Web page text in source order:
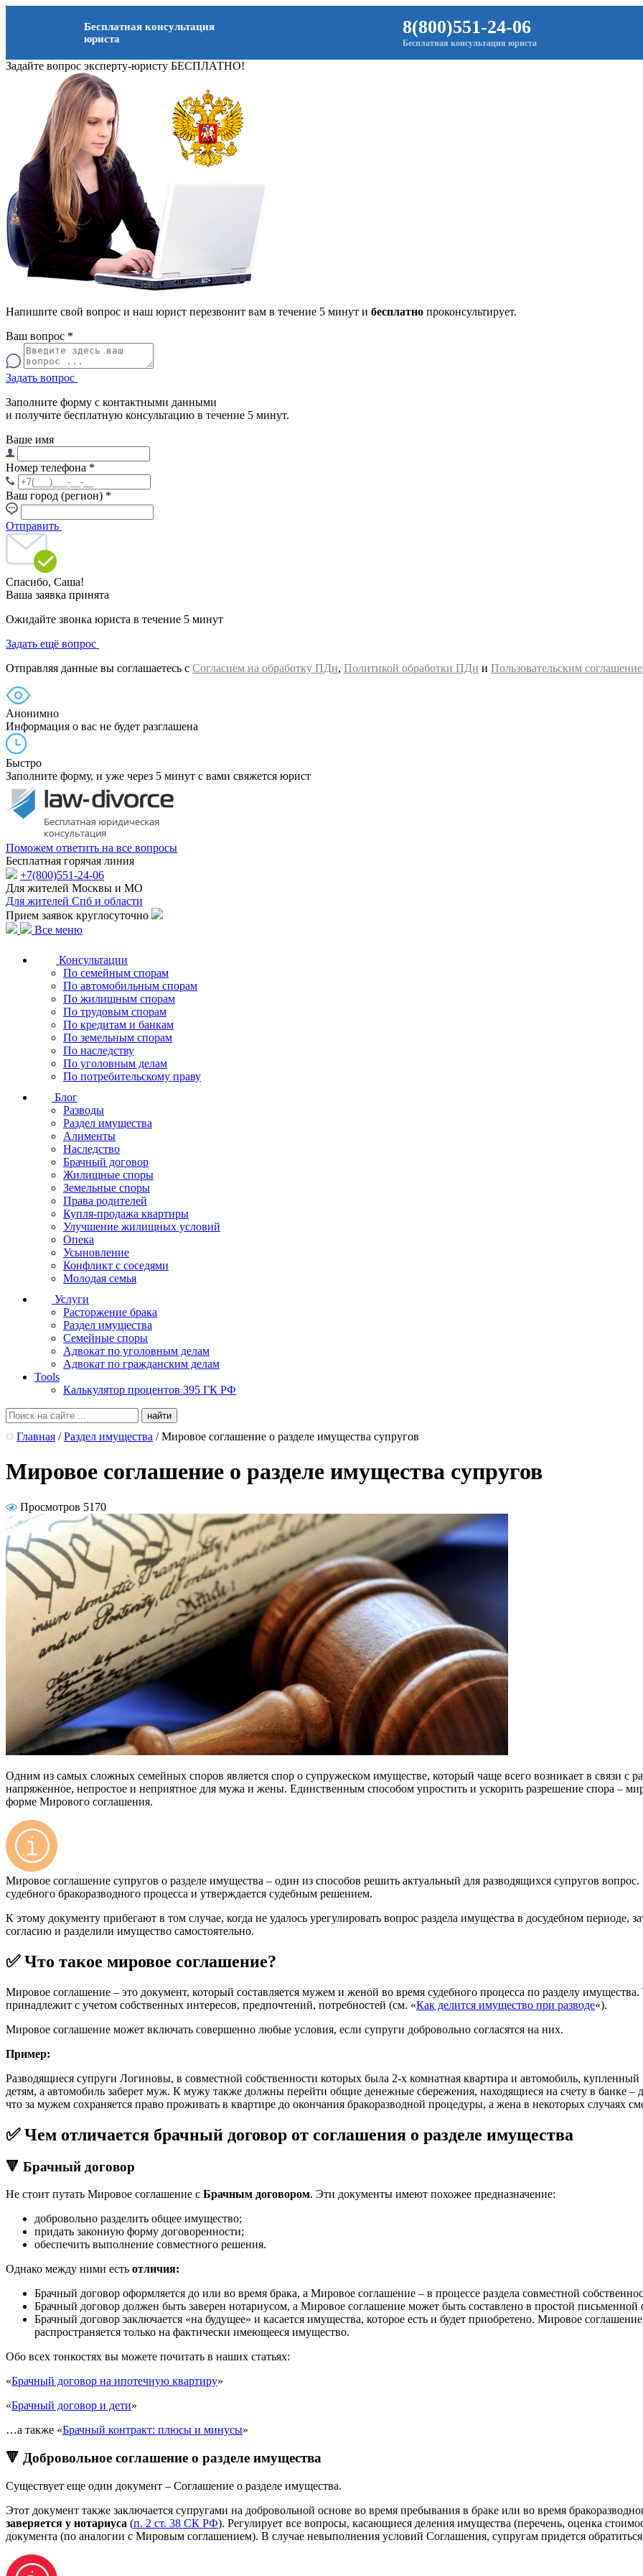
Бесплатная консультация
юриста
8(800)551-24-06
Бесплатная консультация юриста
Задайте вопрос эксперту-юристу БЕСПЛАТНО!
Напишите свой вопрос и наш юрист перезвонит вам в течение 5 минут и бесплатно проконсультирует.
Ваш вопрос *
Задать вопрос
Заполните форму с контактными данными
и получите бесплатную консультацию в течение 5 минут.
Ваше имя
Номер телефона *
Ваш город (регион) *
Отправить
Спасибо, Саша!
Ваша заявка принята
Ожидайте звонка юриста в течение 5 минут
Задать ещё вопрос
Отправляя данные вы соглашаетесь с Согласием на обработку ПДн, Политикой обработки ПДн и Пользовательским
Анонимно
Информация о вас не будет разглашена
Быстро
Заполните форму, и уже через 5 минут с вами свяжется юрист
Поможем ответить на все вопросы
Бесплатная горячая линия
+7(800)551-24-06
Для жителей Москвы и МО
Для жителей Спб и области
Прием заявок круглосуточно
Все меню
Консультации
По семейным спорам
По автомобильным спорам
По жилищным спорам
По трудовым спорам
По кредитам и банкам
По земельным спорам
По наследству
По уголовным делам
По потребительскому праву
Блог
Разводы
Раздел имущества
Алименты
Наследство
Брачный договор
Жилищные споры
Земельные споры
Права родителей
Купля-продажа квартиры
Улучшение жилищных условий
Опека
Усыновление
Конфликт с соседями
Молодая семья
Услуги
Расторжение брака
Раздел имущества
Семейные споры
Адвокат по уголовным делам
Адвокат по гражданским делам
Tools
Калькулятор процентов 395 ГК РФ
Главная / Раздел имущества / Мировое соглашение о разделе имущества супругов
Мировое соглашение о разделе имущества супругов
Просмотров 5170
Одним из самых сложных семейных споров является спор о супружеском имуществе, который чаще всего возникает в связи с
напряженное, непростое и неприятное для мужа и жены. Единственным способом упростить и ускорить разрешение спора –
форме Мирового соглашения.
Мировое соглашение супругов о разделе имущества – один из способов решить актуальный для разводящихся супругов
судебного бракоразводного процесса и утверждается судебным решением.
К этому документу прибегают в том случае, когда не удалось урегулировать вопрос раздела имущества в досудебном периоде,
согласию и разделили имущество самостоятельно.
✅ Что такое мировое соглашение?
Мировое соглашение – это документ, который составляется мужем и женой во время судебного процесса по разделу
принадлежит с учетом собственных интересов, предпочтений, потребностей (см. «Как делится имущество при разводе«).
Мировое соглашение может включать совершенно любые условия, если супруги добровольно согласятся на них.
Пример:
Разводящиеся супруги Логиновы, в совместной собственности которых была 2-х комнатная квартира и автомобиль,
детям, а автомобиль заберет муж. К мужу также должны перейти общие денежные сбережения, находящиеся на счету в банке
что за мужем сохраняется право проживать в квартире до окончания бракоразводной процедуры, а жена в некоторых случаях
✅ Чем отличается брачный договор от соглашения о разделе имущества
🔻 Брачный договор
Не стоит путать Мировое соглашение с Брачным договором. Эти документы имеют похожее предназначение:
добровольно разделить общее имущество;
придать законную форму договоренности;
обеспечить выполнение совместного решения.
Однако между ними есть отличия:
Брачный договор оформляется до или во время брака, а Мировое соглашение – в процессе раздела совместной
Брачный договор должен быть заверен нотариусом, а Мировое соглашение может быть составлено в простой
Брачный договор заключается «на будущее» и касается имущества, которое есть и будет приобретено. Мировое
распространяется только на фактически имеющееся имущество.
Обо всех тонкостях вы можете почитать в наших статьях:
«Брачный договор на ипотечную квартиру»
«Брачный договор и дети»
…а также «Брачный контракт: плюсы и минусы»
🔻 Добровольное соглашение о разделе имущества
Существует еще один документ – Соглашение о разделе имущества.
Этот документ также заключается супругами на добровольной основе во время пребывания в браке или во время
заверяется у нотариуса (п. 2 ст. 38 СК РФ). Регулирует все вопросы, касающиеся деления имущества (перечень, оценка
документа (по аналогии с Мировым соглашением). В случае невыполнения условий Соглашения, супругам придется